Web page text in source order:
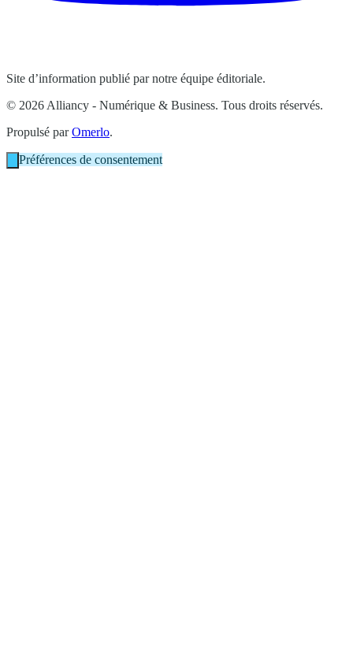
Site d’information publié par notre équipe éditoriale.
© 2026 Alliancy - Numérique & Business. Tous droits réservés.
Propulsé parOmerlo.
Préférences de consentement